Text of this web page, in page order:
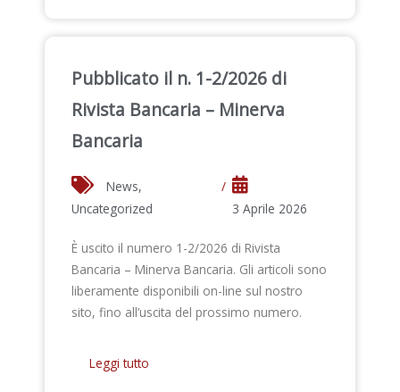
Pubblicato il n. 1-2/2026 di
Rivista Bancaria – Minerva
Bancaria
News,
Uncategorized
/
3 Aprile 2026
È uscito il numero 1-2/2026 di Rivista
Bancaria – Minerva Bancaria. Gli articoli sono
liberamente disponibili on-line sul nostro
sito, fino all’uscita del prossimo numero.
Leggi tutto